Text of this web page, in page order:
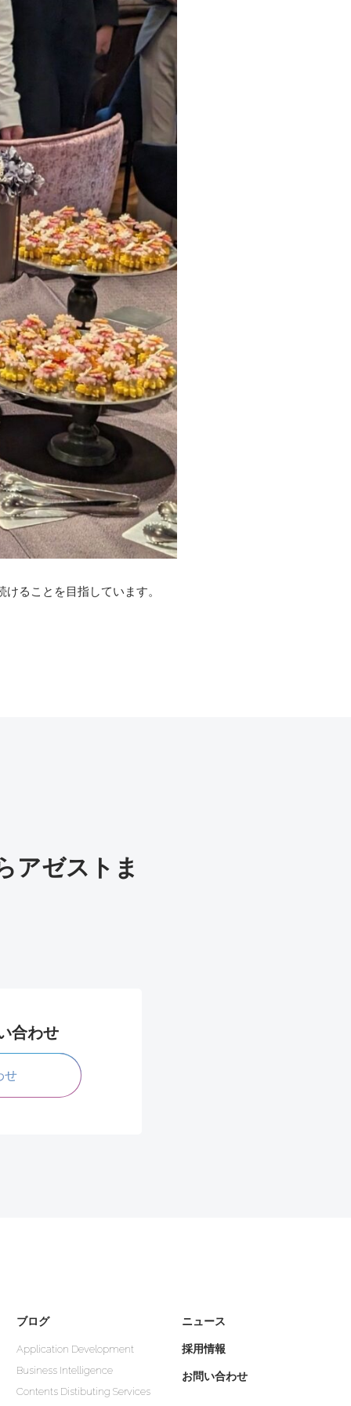
ることを目指しています。
アゼストま
合わせ
せ
ブログ
Application Development
Business Intelligence
Contents Distibuting Services
ニュース
採用情報
お問い合わせ